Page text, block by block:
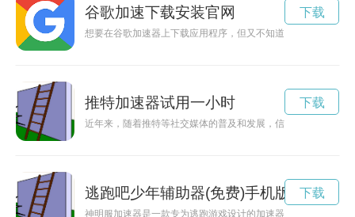
谷歌加速下载安装官网
想要在谷歌加速器上下载应用程序，但又不知道如何操作？不
下载
推特加速器试用一小时
近年来，随着推特等社交媒体的普及和发展，信息传播的速度
下载
逃跑吧少年辅助器(免费)手机版
神明服加速器是一款专为逃跑游戏设计的加速器，能够帮助少
下载